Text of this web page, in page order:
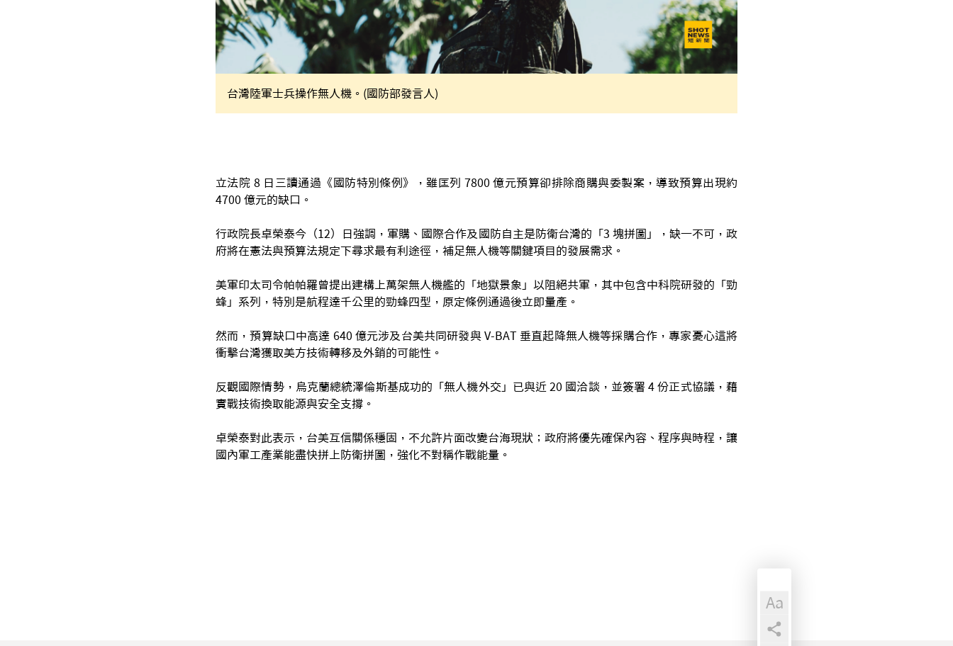
台灣陸軍士兵操作無人機。(國防部發言人)
立法院 8 日三讀通過《國防特別條例》，雖匡列 7800 億元預算卻排除商購與委製案，導致預算出現約
4700 億元的缺口。
行政院長卓榮泰今（12）日強調，軍購、國際合作及國防自主是防衛台灣的「3 塊拼圖」，缺一不可，政
府將在憲法與預算法規定下尋求最有利途徑，補足無人機等關鍵項目的發展需求。
美軍印太司令帕帕羅曾提出建構上萬架無人機艦的「地獄景象」以阻絕共軍，其中包含中科院研發的「勁
蜂」系列，特別是航程達千公里的勁蜂四型，原定條例通過後立即量產。
然而，預算缺口中高達 640 億元涉及台美共同研發與 V-BAT 垂直起降無人機等採購合作，專家憂心這將
衝擊台灣獲取美方技術轉移及外銷的可能性。
反觀國際情勢，烏克蘭總統澤倫斯基成功的「無人機外交」已與近 20 國洽談，並簽署 4 份正式協議，藉
實戰技術換取能源與安全支撐。
卓榮泰對此表示，台美互信關係穩固，不允許片面改變台海現狀；政府將優先確保內容、程序與時程，讓
國內軍工產業能盡快拼上防衛拼圖，強化不對稱作戰能量。
Aa